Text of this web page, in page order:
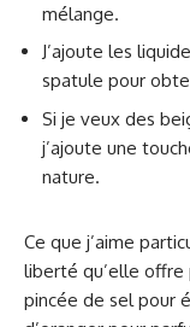
mélange.
J’ajoute les
spatule pour
Si je veux des
j’ajoute une
nature.
Ce que j’aime
liberté qu’elle offre
pincée de sel pour